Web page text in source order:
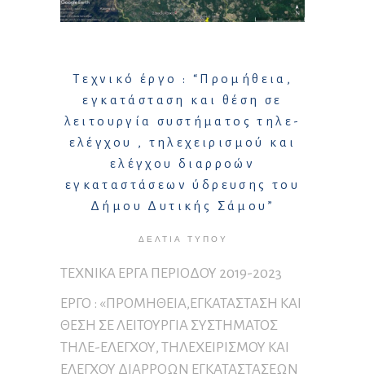
Τεχνικό έργο : “Προμήθεια,
εγκατάσταση και θέση σε
λειτουργία συστήματος τηλε-
ελέγχου , τηλεχειρισμού και
ελέγχου διαρροών
εγκαταστάσεων ύδρευσης του
Δήμου Δυτικής Σάμου”
ΔΕΛΤΊΑ ΤΎΠΟΥ
ΤΕΧΝΙΚΑ ΕΡΓΑ ΠΕΡΙΟΔΟΥ 2019-2023
ΕΡΓΟ : «ΠΡΟΜΗΘΕΙΑ,ΕΓΚΑΤΑΣΤΑΣΗ ΚΑΙ
ΘΕΣΗ ΣΕ ΛΕΙΤΟΥΡΓΙΑ ΣΥΣΤΗΜΑΤΟΣ
ΤΗΛΕ-ΕΛΕΓΧΟΥ, ΤΗΛΕΧΕΙΡΙΣΜΟΥ ΚΑΙ
ΕΛΕΓΧΟΥ ΔΙΑΡΡΟΩΝ ΕΓΚΑΤΑΣΤΑΣΕΩΝ